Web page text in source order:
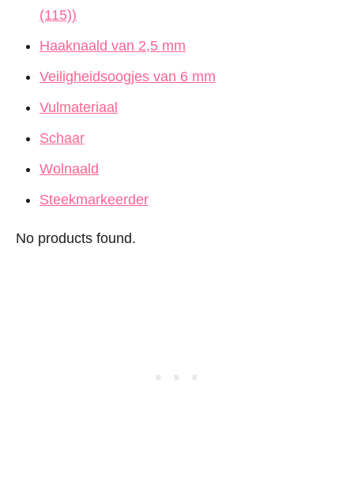
(115))
Haaknaald van 2,5 mm
Veiligheidsoogjes van 6 mm
Vulmateriaal
Schaar
Wolnaald
Steekmarkeerder
No products found.